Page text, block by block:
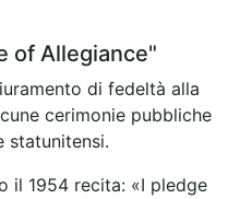
of Allegiance"
di fedeltà alla
cerimonie pubbliche
statunitensi.
il 1954 recita: «I pledge